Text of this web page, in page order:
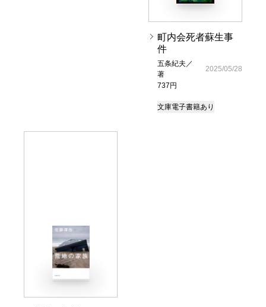
町内会死者蘇生事
件
五条紀夫／
著
737円
2025/05/28
文庫電子書籍あり